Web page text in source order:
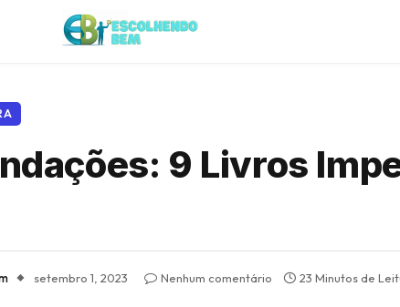
9 Livros
setembro 1, 2023 Nenhum comentário 23 Minutos de